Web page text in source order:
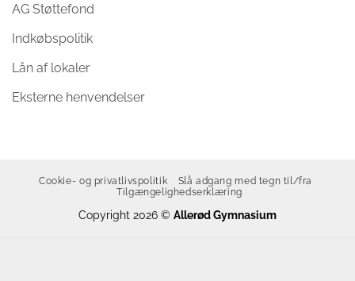
AG Støttefond
Indkøbspolitik
Lån af lokaler
Eksterne henvendelser
Cookie- og privatlivspolitik
Slå adgang med tegn til/fra
Tilgængelighedserklæring
Copyright 2026 © Allerød Gymnasium